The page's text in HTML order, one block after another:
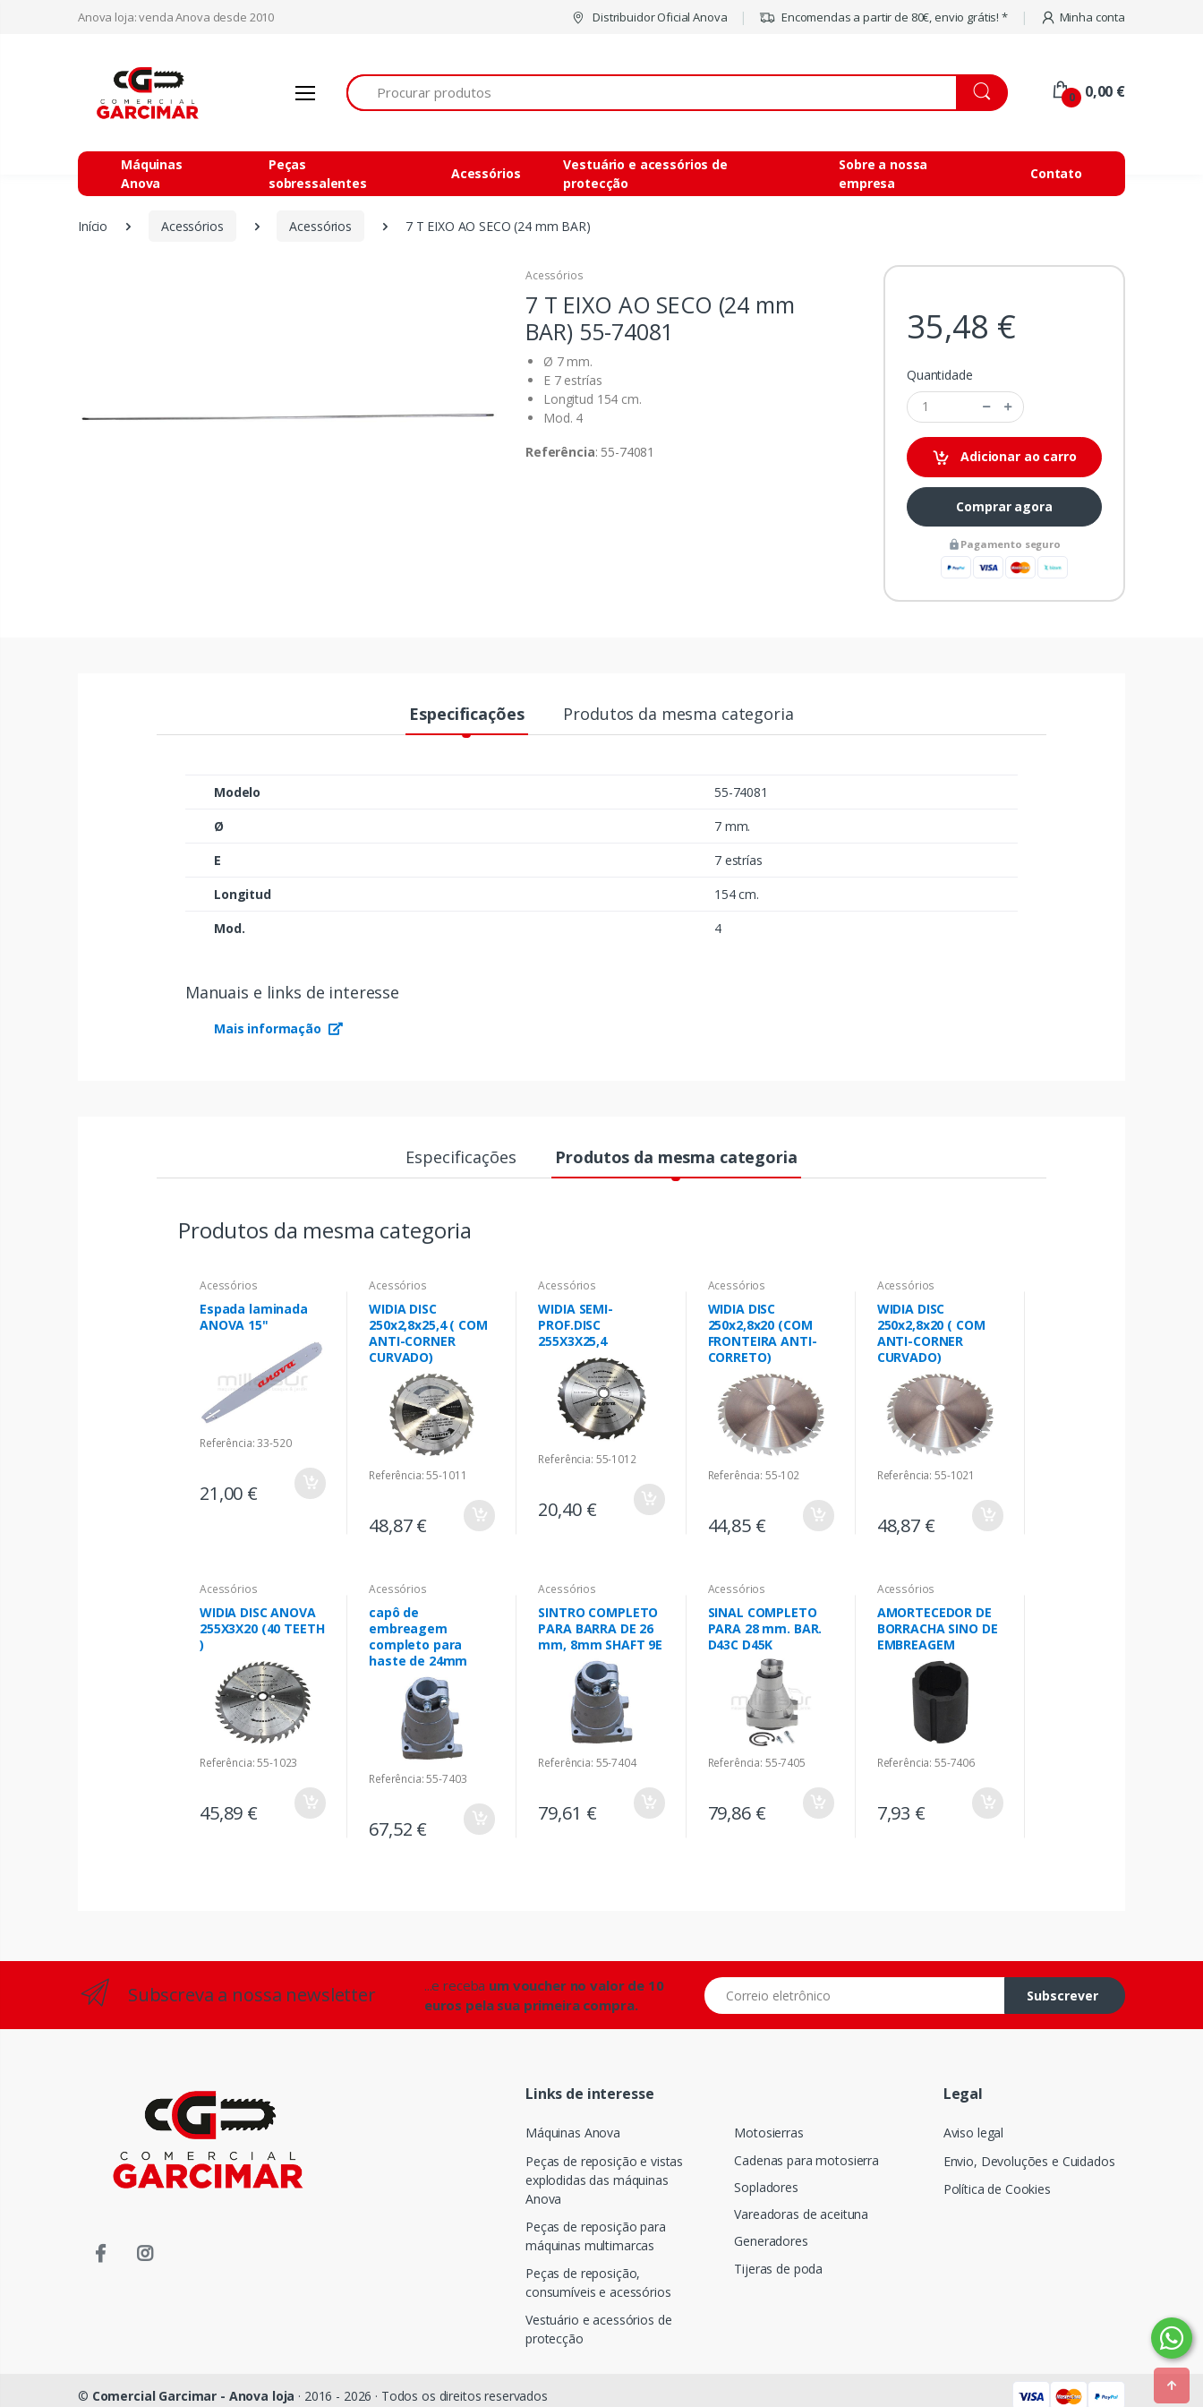
Anova loja: venda Anova desde 2010 Distribuidor Oficial Anova Encomendas a partir de 80€, envio grátis! * Minha conta
Procurar
0 0,00 €
Máquinas
Anova
Peças
sobressalentes
Acessórios
Vestuário e acessórios de
protecção
Sobre a nossa
empresa
Contato
Início Acessórios Acessórios 7 T EIXO AO SECO (24 mm BAR)
Acessórios
7 T EIXO AO SECO (24 mm
BAR) 55-74081
Ø 7 mm.
E 7 estrías
Longitud 154 cm.
Mod. 4
Referência: 55-74081
35,48 €
Quantidade
Adicionar ao carro
Comprar agora
Pagamento seguro
Especificações Produtos da mesma categoria
Modelo
55-74081
Ø
7 mm.
E
7 estrías
Longitud
154 cm.
Mod.
4
Manuais e links de interesse
Mais informação
Especificações Produtos da mesma categoria
Produtos da mesma categoria
Acessórios
Espada laminada
ANOVA 15"
Referência: 33-520
21,00 €
Acessórios
WIDIA DISC
250x2,8x25,4 ( COM
ANTI-CORNER
CURVADO)
Referência: 55-1011
48,87 €
Acessórios
WIDIA SEMI-
PROF.DISC
255X3X25,4
Referência: 55-1012
20,40 €
Acessórios
WIDIA DISC
250x2,8x20 (COM
FRONTEIRA ANTI-
CORRETO)
Referência: 55-102
44,85 €
Acessórios
WIDIA DISC
250x2,8x20 ( COM
ANTI-CORNER
CURVADO)
Referência: 55-1021
48,87 €
Acessórios
WIDIA DISC ANOVA
255X3X20 (40 TEETH
)
Referência: 55-1023
45,89 €
Acessórios
capô de
embreagem
completo para
haste de 24mm
Referência: 55-7403
67,52 €
Acessórios
SINTRO COMPLETO
PARA BARRA DE 26
mm, 8mm SHAFT 9E
Referência: 55-7404
79,61 €
Acessórios
SINAL COMPLETO
PARA 28 mm. BAR.
D43C D45K
Referência: 55-7405
79,86 €
Acessórios
AMORTECEDOR DE
BORRACHA SINO DE
EMBREAGEM
Referência: 55-7406
7,93 €
Subscreva a nossa newsletter ...e receba um voucher no valor de 10
euros pela sua primeira compra.
Correio eletrônico
Subscrever
Links de interesse
Máquinas Anova
Peças de reposição e vistas
explodidas das máquinas
Anova
Peças de reposição para
máquinas multimarcas
Peças de reposição,
consumíveis e acessórios
Vestuário e acessórios de
protecção
Motosierras
Cadenas para motosierra
Sopladores
Vareadoras de aceituna
Generadores
Tijeras de poda
Legal
Aviso legal
Envio, Devoluções e Cuidados
Política de Cookies
© Comercial Garcimar - Anova loja · 2016 - 2026 · Todos os direitos reservados